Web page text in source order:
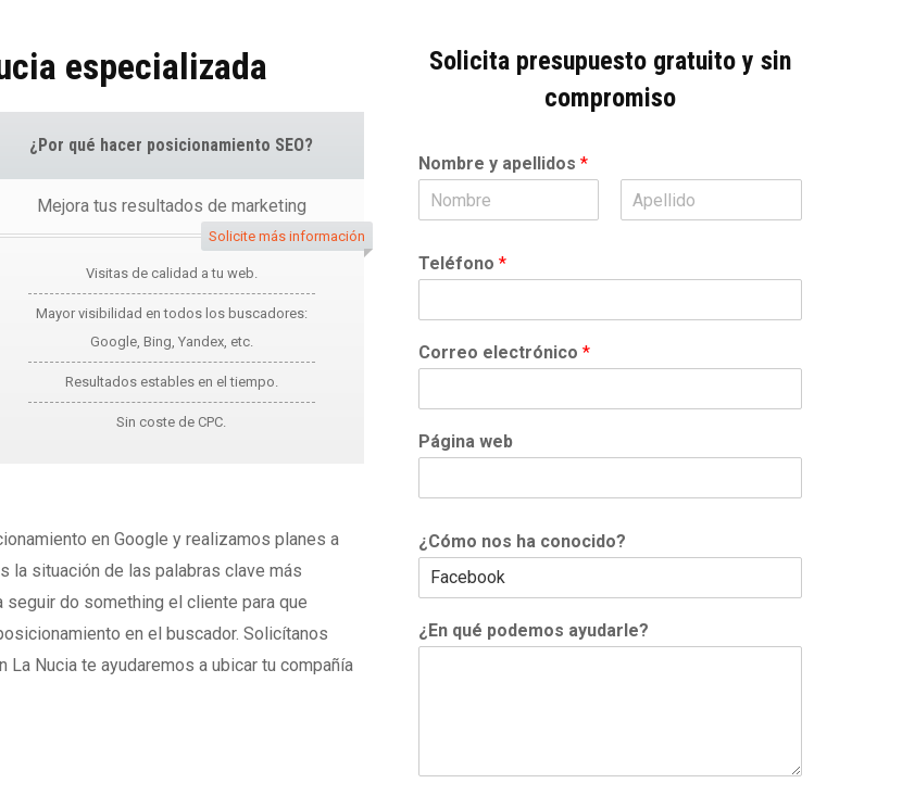
especializada
¿Por qué hacer posicionamiento SEO?
Mejora tus resultados de marketing
Solicite más información
Visitas de calidad a tu web.
Mayor visibilidad en todos los buscadores:
Google, Bing, Yandex, etc.
Resultados estables en el tiempo.
Sin coste de CPC.
en Google y realizamos planes a
la situación de las palabras clave más
do something el cliente para que
en el buscador. Solicítanos
Nucia te ayudaremos a ubicar tu compañía
Solicita presupuesto gratuito y sin
compromiso
Nombre y apellidos *
o
m
e
i
Teléfono *
Correo electrónico *
Página web
¿Cómo nos ha conocido?
¿En qué podemos ayudarle?